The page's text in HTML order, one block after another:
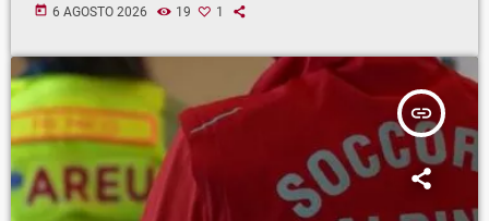
today 6 AGOSTO 2026 19 1
insert_link